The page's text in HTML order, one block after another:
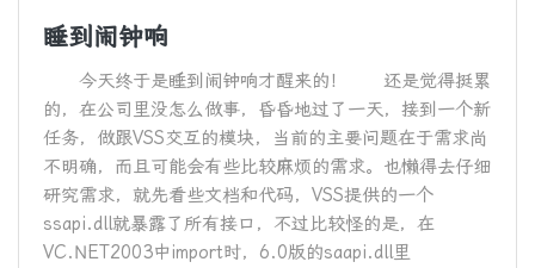
睡到闹钟响
今天终于是睡到闹钟响才醒来的！ 还是觉得挺累
的，在公司里没怎么做事，昏昏地过了一天，接到一个新
任务，做跟VSS交互的模块，当前的主要问题在于需求尚
不明确，而且可能会有些比较麻烦的需求。也懒得去仔细
研究需求，就先看些文档和代码，VSS提供的一个
ssapi.dll就暴露了所有接口，不过比较怪的是，在
VC.NET2003中import时，6.0版的saapi.dll里